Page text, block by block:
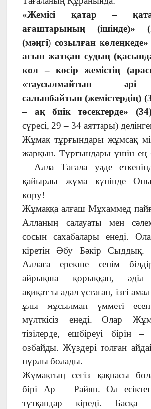
«Жемісі қатар –
ағаштарының (ішінде)»
(мәңгі) созылған
ағып жатқан судың
көл – көсір жемістің
«таусылмайтын
салынбайтын (жемістердің)
– ақ биік төсектерде» (34)
сүресі, 29 – 34 аяттары)
Жұмақ тұрғындары жұмсақ
жарқын. Тұрғындары үшін ең
– Алла Тағала уәде
қайырлы жұма күнінде
көру!
Жұмаққа алғаш Мұхаммед
Алланың салауаты мен
сосын сахабалары енеді.
кіретін Әбу Бәкір Сыддық.
Аллаға ерекше сенім
айрықша қорыққан, әділ
ақиқатты адал ұстаған, ізгі
ұлы мұсылман үмметі есеп
мүлткісіз енеді. Олар
тізілерде, ешбіреуі бірін
озбайды. Жүздері толған
нұрлы болады.
Жұмақтың сегіз қақпасы
бірі Ар – Райян. Ол
тұтқандар кіреді. Басқа